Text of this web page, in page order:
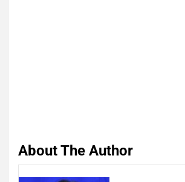
About The Author